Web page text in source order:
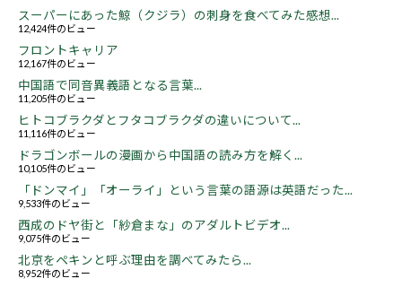
スーパーにあった鯨（クジラ）の刺身を食べてみた感想...
12,424件のビュー
フロントキャリア
12,167件のビュー
中国語で同音異義語となる言葉...
11,205件のビュー
ヒトコブラクダとフタコブラクダの違いについて...
11,116件のビュー
ドラゴンボールの漫画から中国語の読み方を解く...
10,105件のビュー
「ドンマイ」「オーライ」という言葉の語源は英語だった...
9,533件のビュー
西成のドヤ街と「紗倉まな」のアダルトビデオ...
9,075件のビュー
北京をペキンと呼ぶ理由を調べてみたら...
8,952件のビュー